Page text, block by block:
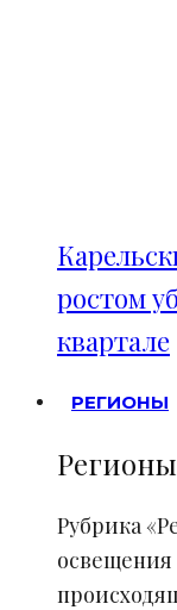
ростом
квартале
РЕГИОНЫ
Регионы
Рубрика